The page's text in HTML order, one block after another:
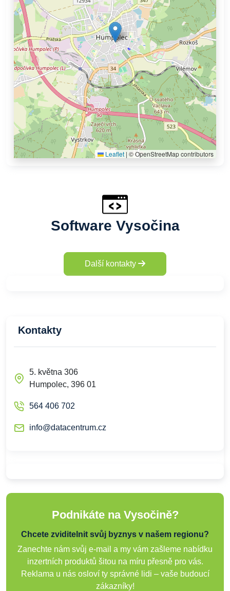
Leaflet | © OpenStreetMap contributors
Software Vysočina
Další kontakty
Kontakty
5. května 306
Humpolec, 396 01
564 406 702
info@datacentrum.cz
Podnikáte na Vysočině?
Chcete zviditelnit svůj byznys v našem regionu?
Zanechte nám svůj e-mail a my vám zašleme nabídku
inzertních produktů šitou na míru přesně pro vás.
Reklama u nás osloví ty správné lidi – vaše budoucí
zákazníky!